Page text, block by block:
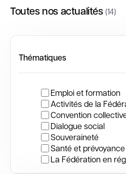
Toutes nos actualités(14)
Thématiques
Emploi et formation
Activités de la
Convention
Dialogue social
Souveraineté
Santé et prévoyance
La Fédération en